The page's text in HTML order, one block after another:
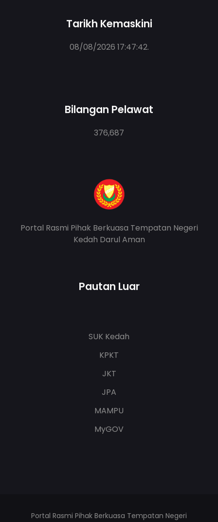
Tarikh Kemaskini
08/08/2026 17:47:42.
Bilangan Pelawat
376,687
Portal Rasmi Pihak Berkuasa Tempatan Negeri
Kedah Darul Aman
Pautan Luar
SUK Kedah
KPKT
JKT
JPA
MAMPU
MyGOV
Portal Rasmi Pihak Berkuasa Tempatan Negeri